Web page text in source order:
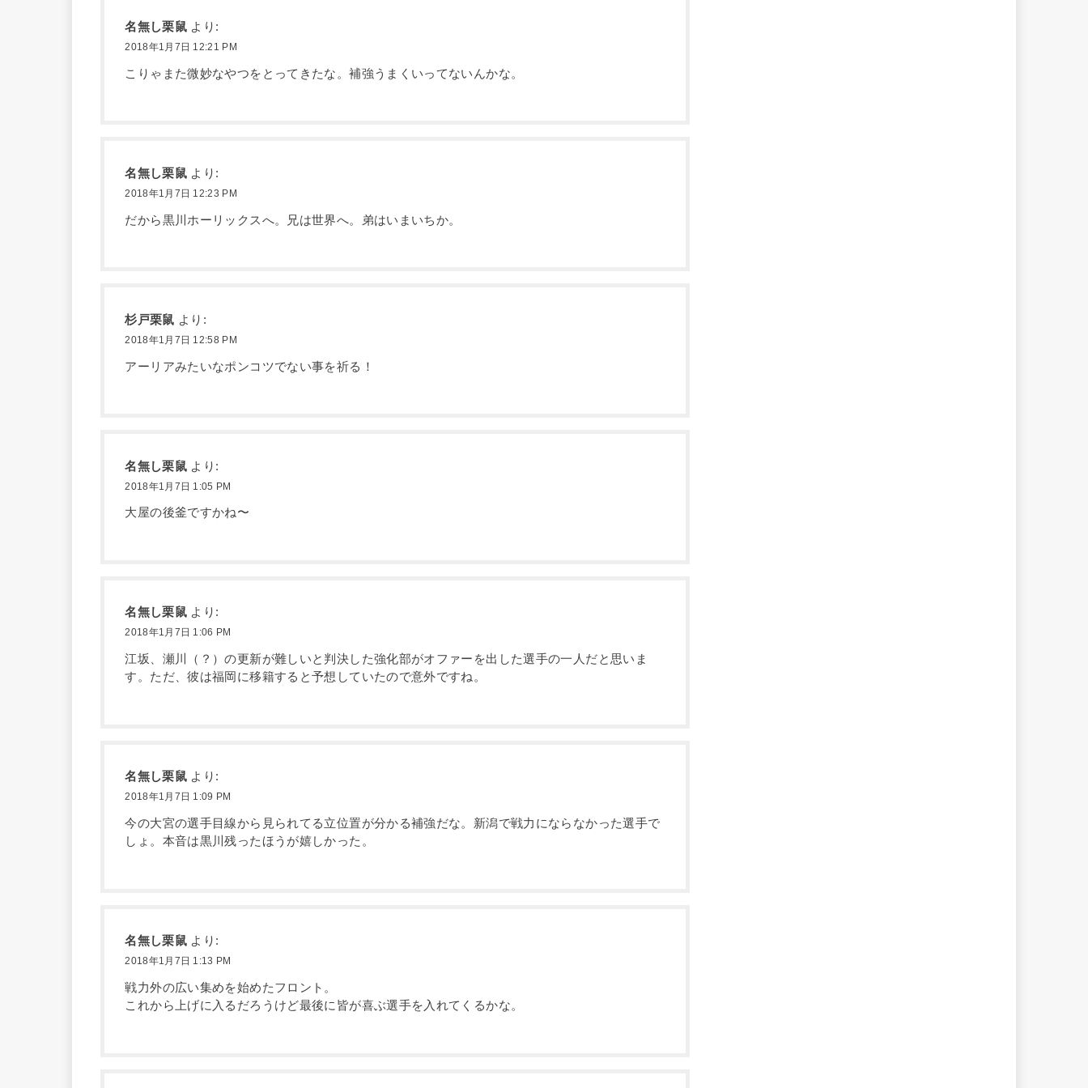
名無し栗鼠 より:
2018年1月7日 12:21 PM
こりゃまた微妙なやつをとってきたな。補強うまくいってないんかな。
名無し栗鼠 より:
2018年1月7日 12:23 PM
だから黒川ホーリックスへ。兄は世界へ。弟はいまいちか。
杉戸栗鼠 より:
2018年1月7日 12:58 PM
アーリアみたいなポンコツでない事を祈る！
名無し栗鼠 より:
2018年1月7日 1:05 PM
大屋の後釜ですかね〜
名無し栗鼠 より:
2018年1月7日 1:06 PM
江坂、瀬川（？）の更新が難しいと判決した強化部がオファーを出した選手の一人だと思いま
す。ただ、彼は福岡に移籍すると予想していたので意外ですね。
名無し栗鼠 より:
2018年1月7日 1:09 PM
今の大宮の選手目線から見られてる立位置が分かる補強だな。新潟で戦力にならなかった選手で
しょ。本音は黒川残ったほうが嬉しかった。
名無し栗鼠 より:
2018年1月7日 1:13 PM
戦力外の広い集めを始めたフロント。
これから上げに入るだろうけど最後に皆が喜ぶ選手を入れてくるかな。